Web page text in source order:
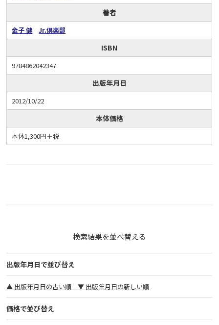
著者
金子 健 Jr.倶楽部
ISBN
9784862042347
出版年月日
2012/10/22
本体価格
本体1,300円＋税
検索結果を並べ替える
出版年月日で並び替え
▲ 出版年月日の古い順▼ 出版年月日の新しい順
価格で並び替え